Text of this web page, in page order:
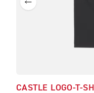
CASTLE LOGO-T-